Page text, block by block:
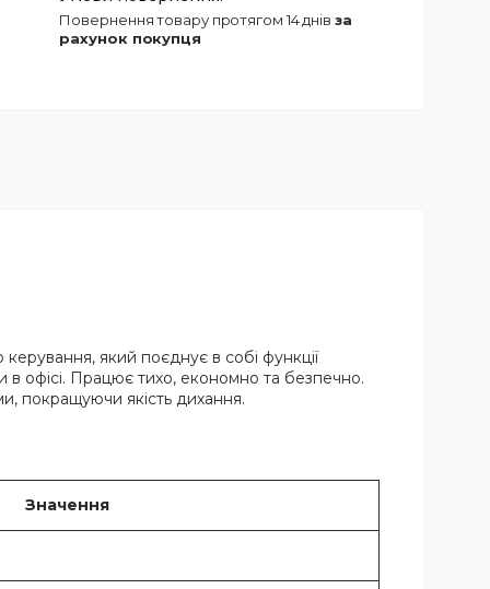
повернення товару протягом 14 днів за
рахунок покупця
який поєднує в собі функції
в офісі. Працює тихо, економно та безпечно.
покращуючи якість дихання.
Значення